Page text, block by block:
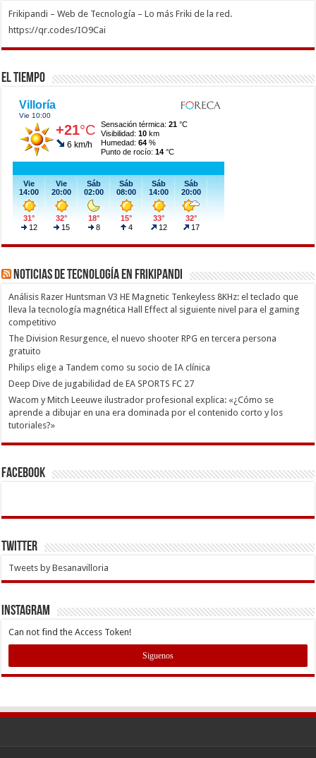
Frikipandi – Web de Tecnología – Lo más Friki de la red.
https://qr.codes/IO9Cai
El Tiempo
Noticias de Tecnología en Frikipandi
Análisis Razer Huntsman V3 HE Magnetic Tenkeyless 8KHz: el teclado que
lleva la tecnología magnética Hall Effect al siguiente nivel para el gaming
competitivo
The Division Resurgence, el nuevo shooter RPG en tercera persona
gratuito
Philips elige a Tandem como su socio de IA clínica
Deep Dive de jugabilidad de EA SPORTS FC 27
Wacom y Mitch Leeuwe ilustrador profesional explica: «¿Cómo se
aprende a dibujar en una era dominada por el contenido corto y los
tutoriales?»
Facebook
Twitter
Tweets by Besanavilloria
INSTAGRAM
Can not find the Access Token!
Siguenos